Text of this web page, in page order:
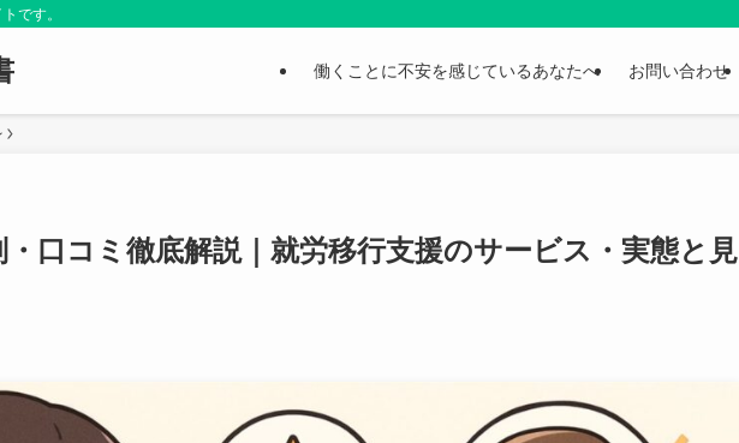
です。
働くことに不安を感じているあなたへ お問い合わせ
口コミ徹底解説｜就労移行支援のサービス・実態と見